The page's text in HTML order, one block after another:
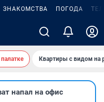
ЗНАКОМСТВА ПОГОДА
Квартиры с видом на
напал на офис